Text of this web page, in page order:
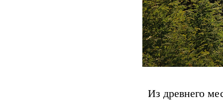
Из древнего